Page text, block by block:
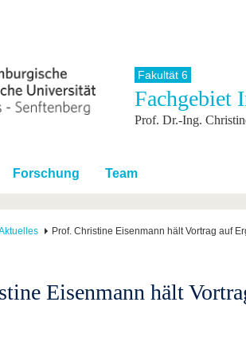
Studium
Studienangebot
Im Studium
Nach dem Studium
Für
Fakultät 6
Fachgebiet
Prof. Dr.-Ing.
Forschung Team
Prof. Christine Eisenmann hält Vortrag auf
Eisenmann hält